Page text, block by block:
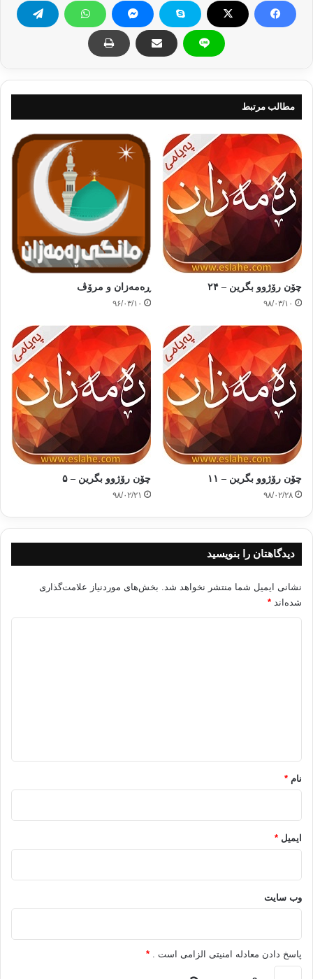
رۆژوو ڕەمەزان
مطالب مرتبط
چۆن رۆژوو بگرین – ٢۴
۹۸/۰۳/۱۰
ڕەمەزان و مرۆڤ
۹۶/۰۳/۱۰
چۆن رۆژوو بگرین – ۱۱
۹۸/۰۲/۲۸
چۆن رۆژوو بگرین – ۵
۹۸/۰۲/۲۱
دیدگاهتان را بنویسید
نشانی ایمیل شما منتشر نخواهد شد. بخش‌های موردنیاز علامت‌گذاری
شده‌اند *
نام *
ایمیل *
وب‌ سایت
پاسخ دادن معادله امنیتی الزامی است . *